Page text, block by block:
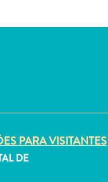
PARA VISITANTES
DE